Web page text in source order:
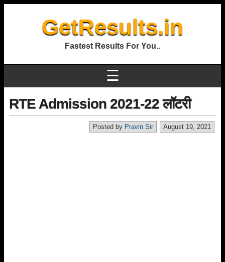
GetResults.in
Fastest Results For You..
☰
RTE Admission 2021-22 लॉटरी
August 19, 2021
Posted by Pravin Sir